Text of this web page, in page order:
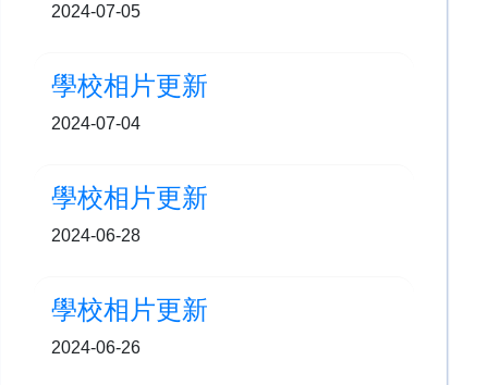
2024-07-05
學校相片更新
2024-07-04
學校相片更新
2024-06-28
學校相片更新
2024-06-26